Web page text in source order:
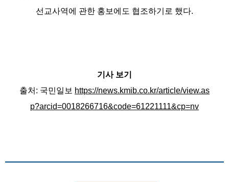
선교사역에 관한 홍보에도 협조하기로 했다.
기사 보기
출처: 국민일보 https://news.kmib.co.kr/article/view.as
p?arcid=0018266716&code=61221111&cp=nv